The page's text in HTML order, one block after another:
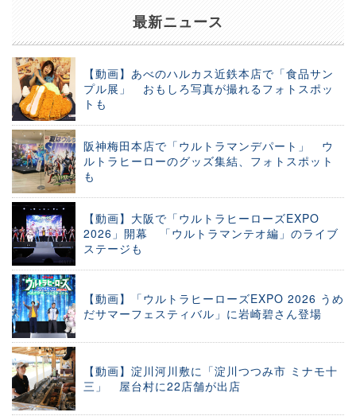
最新ニュース
【動画】あべのハルカス近鉄本店で「食品サン
プル展」 おもしろ写真が撮れるフォトスポッ
トも
阪神梅田本店で「ウルトラマンデパート」 ウ
ルトラヒーローのグッズ集結、フォトスポット
も
【動画】大阪で「ウルトラヒーローズEXPO
2026」開幕 「ウルトラマンテオ編」のライブ
ステージも
【動画】「ウルトラヒーローズEXPO 2026 うめ
だサマーフェスティバル」に岩崎碧さん登場
【動画】淀川河川敷に「淀川つつみ市 ミナモ十
三」 屋台村に22店舗が出店